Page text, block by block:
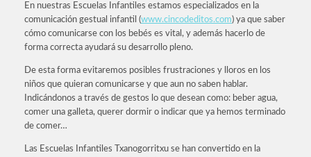
En nuestras Escuelas Infantiles estamos especializados en la
comunicación gestual infantil (www.cincodeditos.com) ya que saber
cómo comunicarse con los bebés es vital, y además hacerlo de
forma correcta ayudará su desarrollo pleno.
De esta forma evitaremos posibles frustraciones y lloros en los
niños que quieran comunicarse y que aun no saben hablar.
Indicándonos a través de gestos lo que desean como: beber agua,
comer una galleta, querer dormir o indicar que ya hemos terminado
de comer…
Las Escuelas Infantiles Txanogorritxu se han convertido en la